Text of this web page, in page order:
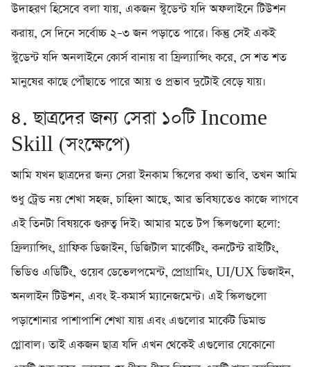
উদাহরণ হিসেবে বলা যায়, একজন স্টুডেন্ট যদি অফলাইনে টিউশন
করায়, সে দিনে সর্বোচ্চ ২–৩ জন পড়াতে পারে। কিন্তু সেই একই
স্টুডেন্ট যদি অনলাইনে কোর্স বানায় বা ফ্রিল্যান্সিং করে, সে শত শত
মানুষের কাছে পৌঁছাতে পারে আয় ও প্রভাব দুটোই বেড়ে যায়।
৪. ছাত্রদের জন্য সেরা ১০টি Income
Skill (সংক্ষেপে)
আমি যখন ছাত্রদের জন্য সেরা ইনকাম স্কিলের কথা ভাবি, তখন আমি
শুধু ট্রেন্ড নয় শেখা সহজ, চাহিদা আছে, আর ভবিষ্যতেও কাজে লাগবে
এই তিনটা বিষয়কে গুরুত্ব দিই। আমার মতে টপ স্কিলগুলো হলো:
ফ্রিল্যান্সিং, গ্রাফিক ডিজাইন, ডিজিটাল মার্কেটিং, কনটেন্ট রাইটিং,
ভিডিও এডিটিং, ওয়েব ডেভেলপমেন্ট, প্রোগ্রামিং, UI/UX ডিজাইন,
অনলাইন টিউশন, এবং ই-কমার্স ম্যানেজমেন্ট। এই স্কিলগুলো
পড়াশোনার পাশাপাশি শেখা যায় এবং এগুলোর মার্কেট ডিমান্ড
গ্লোবাল। তাই একজন ছাত্র যদি এখন থেকেই এগুলোর যেকোনো